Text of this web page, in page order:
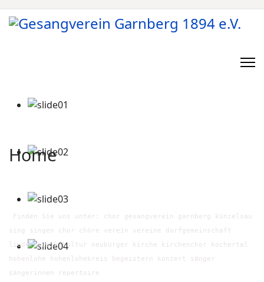
Home
Finden Sie uns unter: chor gesangverein garnberg künzelsau
sing singen chor chöre verein vereine dorfgemeinschaft
lieder musik kultur neubürger kirche kirchenchor kochertal
hohenlohe hohenlohekreis begeistern konzert sänger
sängerinnen repertoire